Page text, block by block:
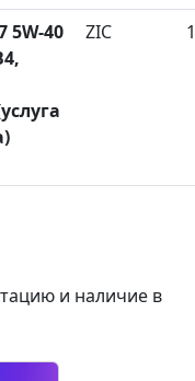
5W-40
ZIC 1
и наличие в